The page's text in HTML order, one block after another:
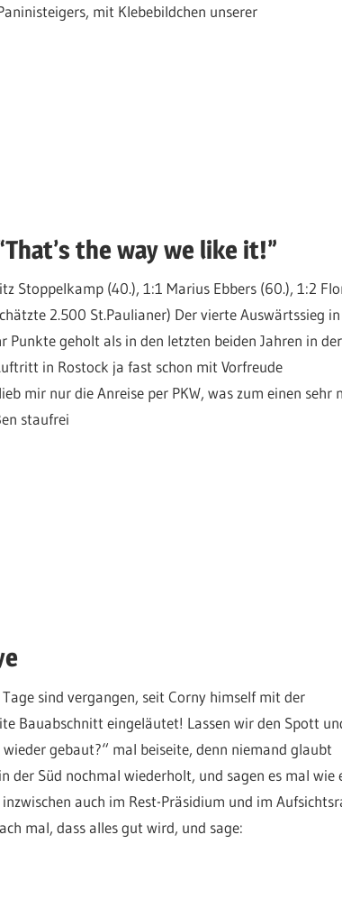
mit Klebebildchen unserer
the way we like it!”
Stoppelkamp (40.), 1:1 Marius Ebbers (60.), 1:2
2.500 St.Paulianer) Der vierte Auswärtssieg in
geholt als in den letzten beiden Jahren in der
in Rostock ja fast schon mit Vorfreude
mir nur die Anreise per PKW, was zum einen sehr
staufrei
sind vergangen, seit Corny himself mit der
Bauabschnitt eingeläutet! Lassen wir den Spott
gebaut?“ mal beiseite, denn niemand glaubt
Süd nochmal wiederholt, und sagen es mal wie
auch im Rest-Präsidium und im
mal, dass alles gut wird, und sage: